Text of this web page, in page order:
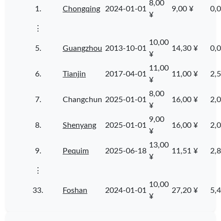
1. Chongqing 2024-01-01
8,00
¥
9,00 ¥
⋮
5. Guangzhou 2013-10-01
10,00
¥
14,30 ¥
6. Tianjin 2017-04-01
11,00
¥
11,00 ¥
7. Changchun 2025-01-01
8,00
¥
16,00 ¥
8. Shenyang 2025-01-01
9,00
¥
16,00 ¥
9. Pequim 2025-06-18
13,00
¥
11,51 ¥
⋮
33. Foshan 2024-01-01
10,00
¥
27,20 ¥